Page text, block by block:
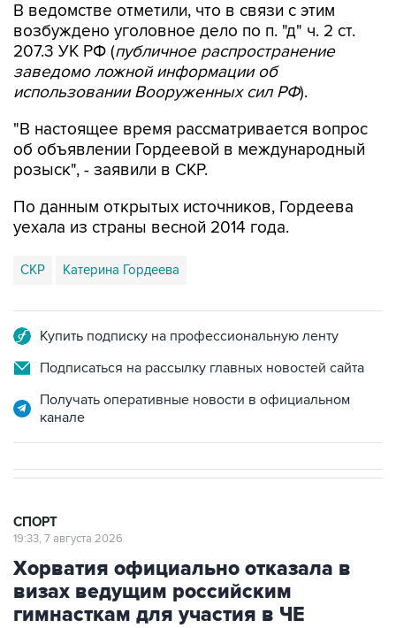
В ведомстве отметили, что в связи с этим
возбуждено уголовное дело по п. "д" ч. 2 ст.
207.3 УК РФ (публичное распространение
заведомо ложной информации об
использовании Вооруженных сил РФ).
"В настоящее время рассматривается вопрос
об объявлении Гордеевой в международный
розыск", - заявили в СКР.
По данным открытых источников, Гордеева
уехала из страны весной 2014 года.
СКР Катерина Гордеева
Купить подписку на профессиональную ленту
Подписаться на рассылку главных новостей сайта
Получать оперативные новости в официальном
канале
СПОРТ
19:33, 7 августа 2026
Хорватия официально отказала в
визах ведущим российским
гимнасткам для участия в ЧЕ